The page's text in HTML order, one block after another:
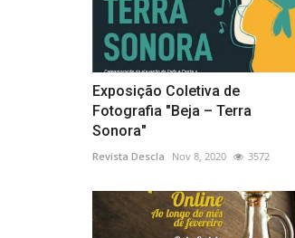
Exposição Coletiva de
Fotografia "Beja – Terra
Sonora"
Revista Descla Nov 8, 2020 3572
O caminho para
de formato e um...
Revista Descla Set 11, 2023